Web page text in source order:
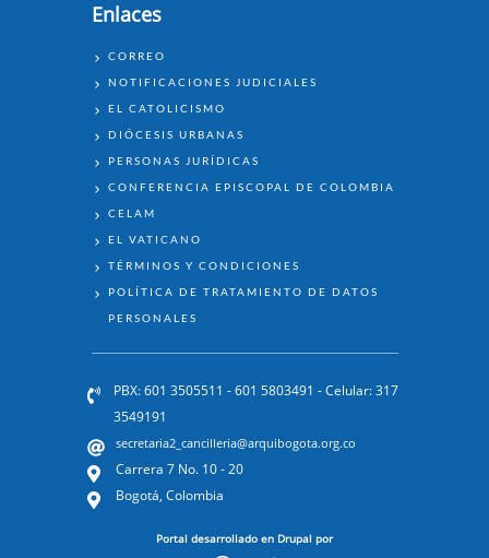
Enlaces
ENLACES
CORREO
NOTIFICACIONES JUDICIALES
EL CATOLICISMO
DIÓCESIS URBANAS
PERSONAS JURÍDICAS
CONFERENCIA EPISCOPAL DE COLOMBIA
CELAM
EL VATICANO
TÉRMINOS Y CONDICIONES
POLÍTICA DE TRATAMIENTO DE DATOS
PERSONALES
PBX: 601 3505511 - 601 5803491 - Celular: 317
3549191
secretaria2_cancilleria@arquibogota.org.co
Carrera 7 No. 10 - 20
Bogotá, Colombia
Portal desarrollado en Drupal por